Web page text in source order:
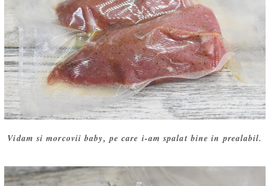
Vidam si morcovii baby, pe care i-am spalat bine in prealabil.